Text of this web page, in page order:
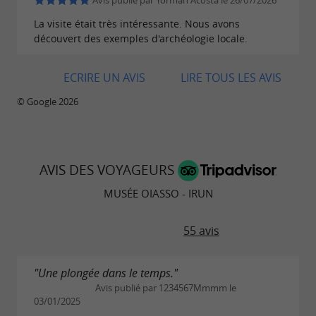
est actuellement fermé en raison des
travaux de réhabilitation et de
régénération dans la zone
d'Irugurutzeta.
Le site patrimonial d'Irugurutzeta comprend un
doivent réserver au musée Oiasso et se rendre
sur le site naturel où se trouve la mine
par des guides du musée. Les visites guidées
des travaux.
La visite était très intéressante. Nous avons
découvert des exemples d'archéologie locale.
LIRE TOUS LES AVIS
ECRIRE UN AVIS
© Google 2026
AVIS DES VOYAGEURS
MUSÉE OIASSO - IRUN
55 avis
"Une plongée dans le temps."
Avis publié par 1234567Mmmm le
03/01/2025